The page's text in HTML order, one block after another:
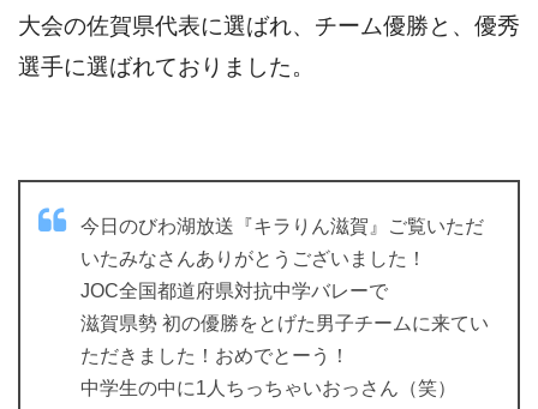
大会の佐賀県代表に選ばれ、チーム優勝と、 優秀
選手に選ばれておりました。
今日のびわ湖放送『キラりん滋賀』ご覧いただ
いたみなさんありがとうございました！
JOC全国都道府県対抗中学バレーで
滋賀県勢 初の優勝をとげた男子チームに来てい
ただきました！おめでとーう！
中学生の中に1人ちっちゃいおっさん（笑）